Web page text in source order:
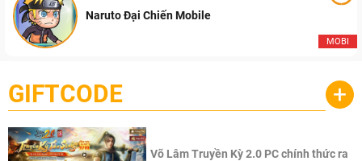
MOBI
Naruto Đại Chiến Mobile
GIFTCODE +
Võ Lâm Truyền Kỳ 2.0 PC chính thức ra